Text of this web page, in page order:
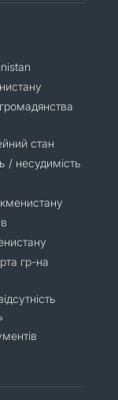
стан
/ несудимість
гр-на